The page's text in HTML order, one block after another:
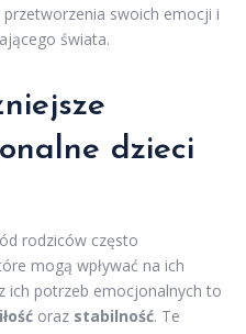
swoich emocji i
świata.
dzieci
rodziców często
mogą wpływać na ich
ich potrzeb emocjonalnych to
oraz stabilność. Te